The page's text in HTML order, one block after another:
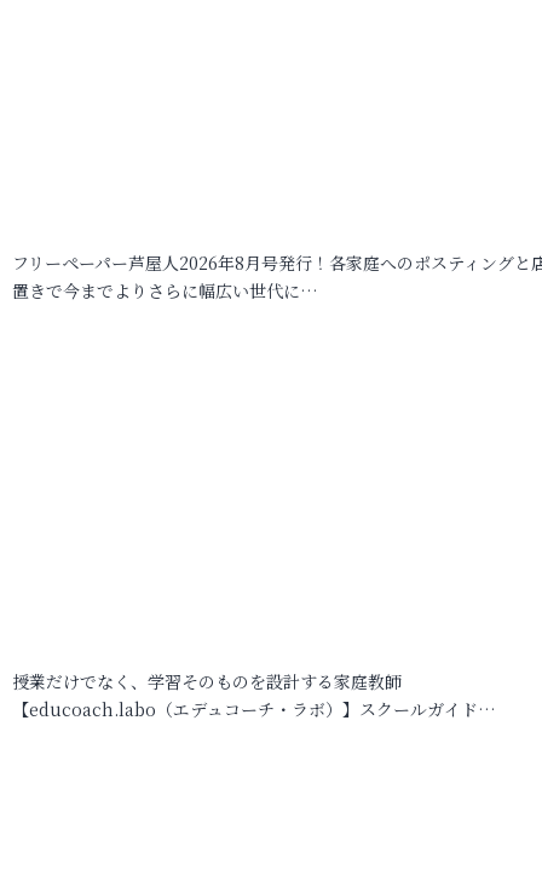
フリーペーパー芦屋人2026年8月号発行！各家庭へのポスティングと
置きで今までよりさらに幅広い世代に…
授業だけでなく、学習そのものを設計する家庭教師
【educoach.labo（エデュコーチ・ラボ）】スクールガイド…